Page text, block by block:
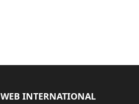
WEB INTERNATIONAL